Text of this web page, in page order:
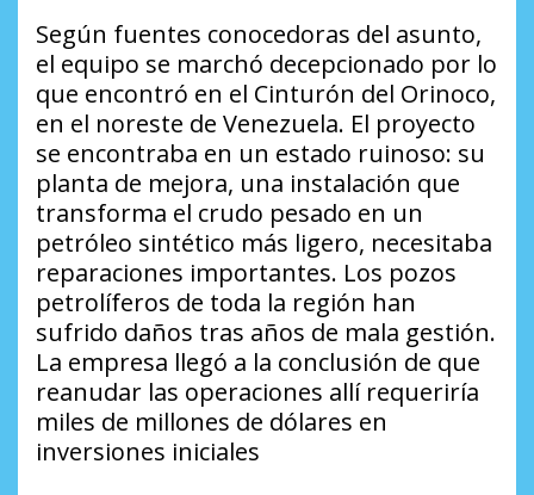
Según fuentes conocedoras del asunto,
el equipo se marchó decepcionado por lo
que encontró en el Cinturón del Orinoco,
en el noreste de Venezuela. El proyecto
se encontraba en un estado ruinoso: su
planta de mejora, una instalación que
transforma el crudo pesado en un
petróleo sintético más ligero, necesitaba
reparaciones importantes. Los pozos
petrolíferos de toda la región han
sufrido daños tras años de mala gestión.
La empresa llegó a la conclusión de que
reanudar las operaciones allí requeriría
miles de millones de dólares en
inversiones iniciales